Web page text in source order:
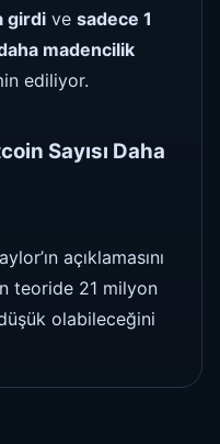
girdi ve sadece 1
madencilik
ediliyor.
Sayısı Daha
açıklamasını
teoride 21 milyon
olabileceğini